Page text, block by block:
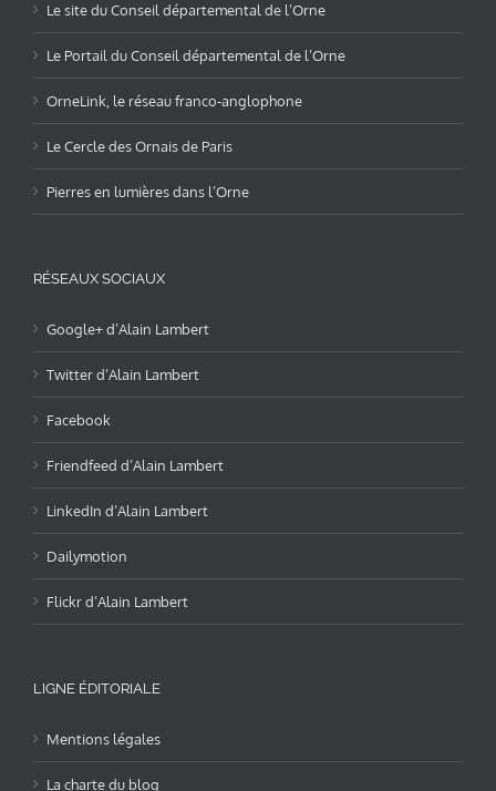
Le site du Conseil départemental de l’Orne
Le Portail du Conseil départemental de l’Orne
OrneLink, le réseau franco-anglophone
Le Cercle des Ornais de Paris
Pierres en lumières dans l’Orne
RÉSEAUX SOCIAUX
Google+ d’Alain Lambert
Twitter d’Alain Lambert
Facebook
Friendfeed d’Alain Lambert
LinkedIn d’Alain Lambert
Dailymotion
Flickr d’Alain Lambert
LIGNE ÉDITORIALE
Mentions légales
La charte du blog